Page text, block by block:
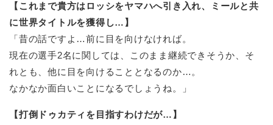
【これまで貴方はロッシをヤマハへ引き入れ、ミールと共
に世界タイトルを獲得し…】
「昔の話ですよ…前に目を向けなければ。
現在の選手2名に関しては、このまま継続できそうか、そ
れとも、他に目を向けることとなるのか…。
なかなか面白いことになるでしょうね。」
【打倒ドゥカティを目指すわけだが…】